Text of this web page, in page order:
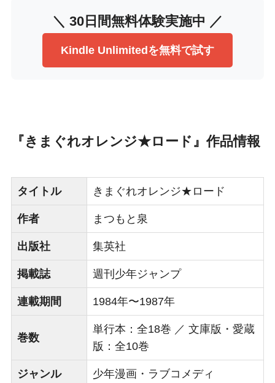
＼ 30日間無料体験実施中 ／
Kindle Unlimitedを無料で試す
『きまぐれオレンジ★ロード』作品情報
タイトル きまぐれオレンジ★ロード
作者 まつもと泉
出版社 集英社
掲載誌 週刊少年ジャンプ
連載期間 1984年〜1987年
巻数
単行本：全18巻 ／ 文庫版・愛蔵
版：全10巻
ジャンル 少年漫画・ラブコメディ